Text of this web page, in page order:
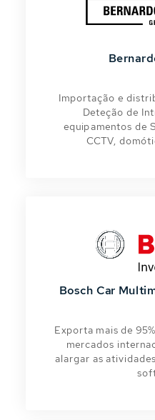
Importação e
Deteção de
equipamentos de
CCTV,
Bosch Car
Exporta mais de
mercados
alargar as